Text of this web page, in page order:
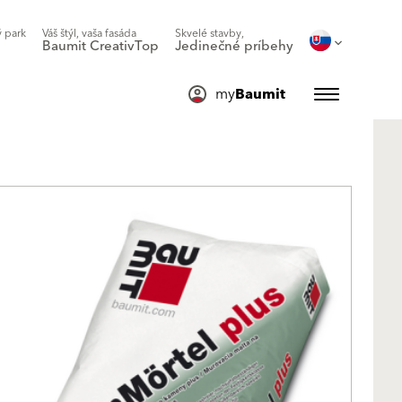
park Váš štýl, vaša fasáda
Baumit CreativTop
Skvelé stavby,
Jedinečné príbehy
myBaumit